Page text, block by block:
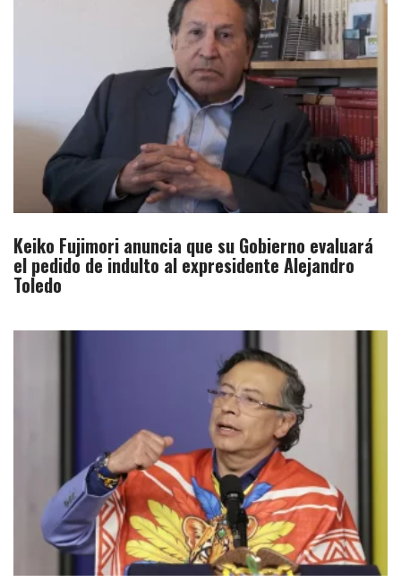
Keiko Fujimori anuncia que su Gobierno evaluará
el pedido de indulto al expresidente Alejandro
Toledo